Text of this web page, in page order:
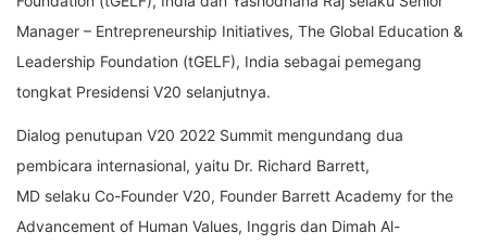
Manager – Entrepreneurship Initiatives, The Global Education &
Leadership Foundation (tGELF), India sebagai pemegang
tongkat Presidensi V20 selanjutnya.
Dialog penutupan V20 2022 Summit mengundang dua
pembicara internasional, yaitu Dr. Richard Barrett,
MD selaku Co-Founder V20, Founder Barrett Academy for the
Advancement of Human Values, Inggris dan Dimah Al-